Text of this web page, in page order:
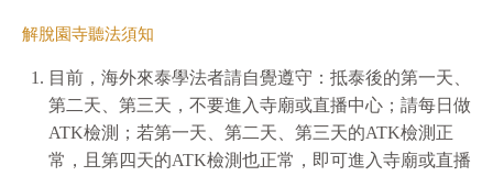
解脫園寺聽法須知
⽬前，海外來泰學法者請⾃覺遵守：抵泰後的第⼀天、
第⼆天、第三天，不要進⼊寺廟或直播中⼼；請每⽇做
ATK檢測；若第⼀天、第⼆天、第三天的ATK檢測正
常，且第四天的ATK檢測也正常，即可進⼊寺廟或直播